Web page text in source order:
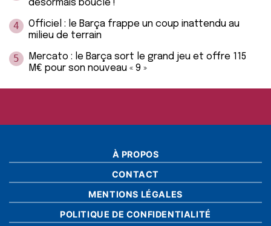
désormais bouclé !
4
Officiel : le Barça frappe un coup inattendu au
milieu de terrain
5
Mercato : le Barça sort le grand jeu et offre 115
M€ pour son nouveau « 9 »
À PROPOS
CONTACT
MENTIONS LÉGALES
POLITIQUE DE CONFIDENTIALITÉ